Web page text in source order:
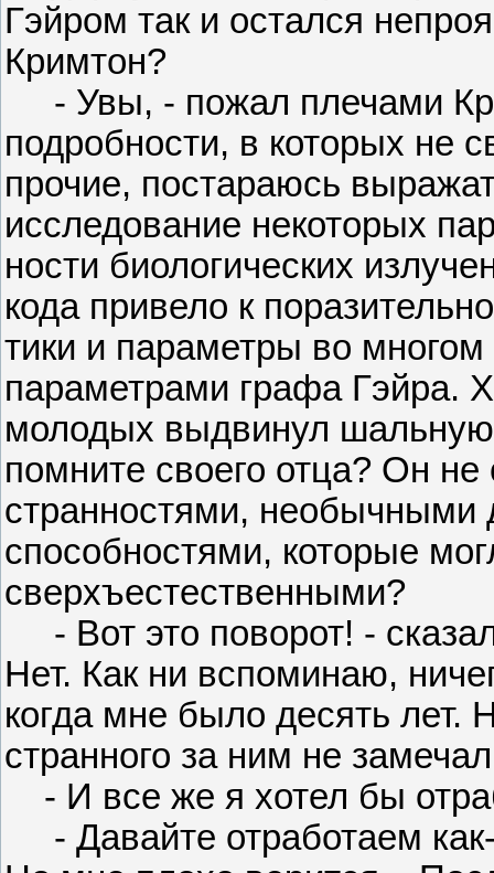
Гэйром так и остался
Кримтон?
- Увы, - пожал плечами
подробности, в которых не
прочие, постараюсь
исследование некоторых
ности биологических
кода привело к
тики и параметры во
параметрами графа Гэйра.
молодых выдвинул
помните своего отца? Он
странностями,
способностями, которые
сверхъестественными?
- Вот это поворот! -
Нет. Как ни вспоминаю,
когда мне было десять
странного за ним не
- И все же я хотел бы
- Давайте отработаем